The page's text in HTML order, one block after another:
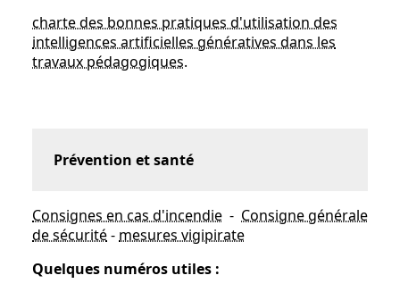
charte des bonnes pratiques d'utilisation des
intelligences artificielles génératives dans les
travaux pédagogiques.
Prévention et santé
Consignes en cas d'incendie - Consigne générale
de sécurité- mesures vigipirate
Quelques numéros utiles :